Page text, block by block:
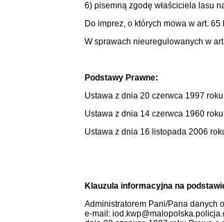
6) pisemną zgodę właściciela lasu
Do imprez, o których mowa w art.
W sprawach nieuregulowanych w
Podstawy Prawne:
Ustawa z dnia 20 czerwca 1997
Ustawa z dnia 14 czerwca 1960
Ustawa z dnia 16 listopada 2006
Klauzula informacyjna na
Administratorem Pani/Pana danych
e-mail: